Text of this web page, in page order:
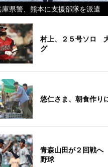
庫県警、熊本に支援部隊を派遣
村上、２５号ソロ
グ
悠仁さま、朝食作り
青森山田が２回戦
野球